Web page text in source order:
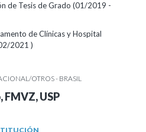
de Tesis de Grado (01/2019 -
de Clínicas y Hospital
2021 )
OTROS - BRASIL
USP